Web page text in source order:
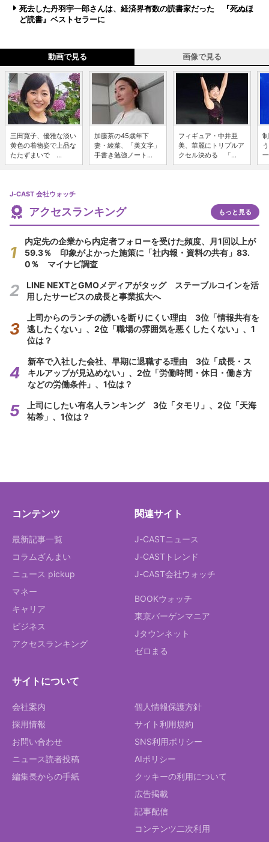
死去した丹羽宇一郎さんは、経済界有数の読書家だった 『死ぬほ
ど読書』ベストセラーに
動画で見る 画像で見る
三田寛子、優雅な淡い
黄色の着物姿で上品な
たたずまいで ...
加藤茶の45歳年下
妻・綾菜、「美文字」
手書き勉強ノート...
フィギュア・中井亜
美、華麗にトリプルア
クセル決める 「...
J-CAST 会社ウォッチ
アクセスランキング もっと見る
内定先の企業から内定者フォローを受けた頻度、月1回以上が
59.3％ 印象がよかった施策に「社内報・資料の共有」83.
0％ マイナビ調査
LINE NEXTとGMOメディアがタッグ ステーブルコインを活
用したサービスの成長と事業拡大へ
上司からのランチの誘いを断りにくい理由 3位「情報共有を
逃したくない」、2位「職場の雰囲気を悪くしたくない」、1
位は？
新卒で入社した会社、早期に退職する理由 3位「成長・ス
キルアップが見込めない」、2位「労働時間・休日・働き方
などの労働条件」、1位は？
上司にしたい有名人ランキング 3位「タモリ」、2位「天海
祐希」、1位は？
コンテンツ
最新記事一覧
コラムざんまい
ニュース pickup
マネー
キャリア
ビジネス
アクセスランキング
関連サイト
J-CASTニュース
J-CASTトレンド
J-CAST会社ウォッチ
BOOKウォッチ
東京バーゲンマニア
Jタウンネット
ゼロまる
サイトについて
会社案内
採用情報
お問い合わせ
ニュース読者投稿
編集長からの手紙
個人情報保護方針
サイト利用規約
SNS利用ポリシー
AIポリシー
クッキーの利用について
広告掲載
記事配信
コンテンツ二次利用